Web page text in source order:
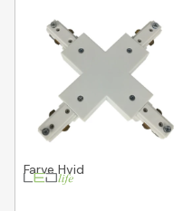
FarveHvid